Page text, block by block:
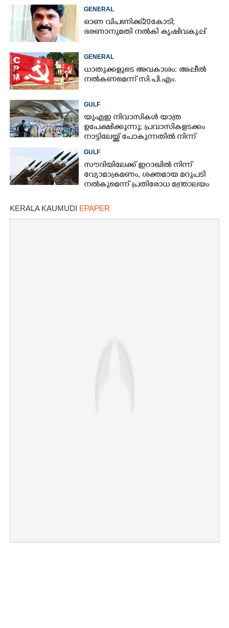
GENERAL
ഓണ വിപണിക്ക് 20കോടി;
ഭരണാനുമതി നൽകി കൃഷിവകുപ്പ്
GENERAL
ധാതുക്കളുടെ അവകാശം: അപ്പീൽ
നൽകണമെന്ന് സി.പി.എം.
GULF
യുഎഇ നിവാസികൾ യാത്ര
ഉപേക്ഷിക്കുന്നു; പ്രവാസികളടക്കം
നാട്ടിലേയ്ക്ക് പോകുന്നതിൽ നിന്ന്
പിന്തിരിയാൻ കാരണം
GULF
സൗദിയിലേക്ക് ഇറാഖിൽ നിന്ന്
വ്യോമാക്രമണം,​ ശക്തമായ മറുപടി
നൽകുമെന്ന് പ്രതിരോധ മന്ത്രാലയം
KERALA KAUMUDI EPAPER